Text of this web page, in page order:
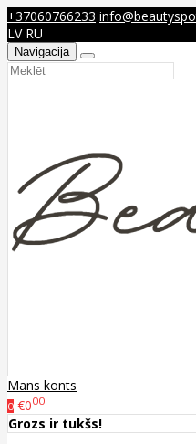
+37060766233
LV RU
Navigācija
Mans konts
0 €000
Grozs ir tukšs!